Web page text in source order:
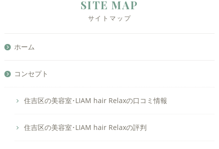
サイトマップ
SITE MAP
ホーム
コンセプト
住吉区の美容室･LIAM hair Relaxの口コミ情報
住吉区の美容室･LIAM hair Relaxの評判